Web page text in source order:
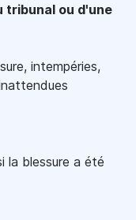
tribunal ou d'une
intempéries,
la blessure a été